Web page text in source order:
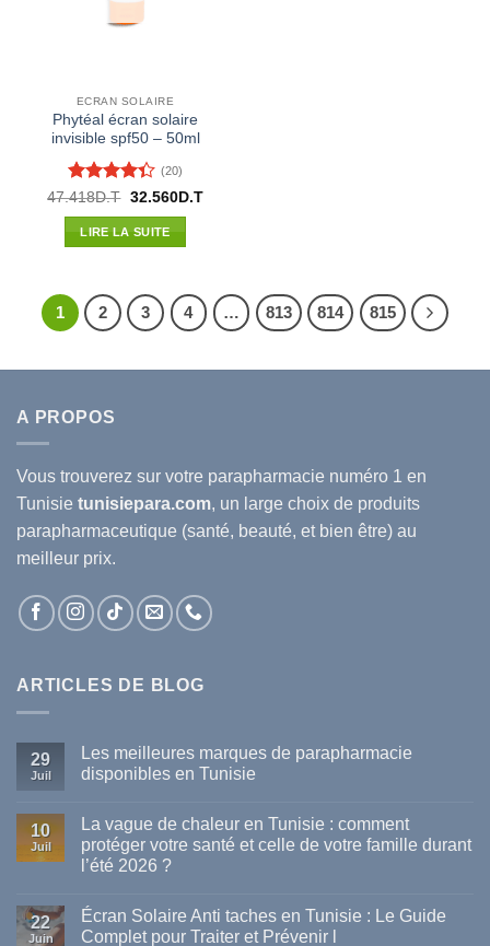
ECRAN SOLAIRE
Phytéal écran solaire
invisible spf50 – 50ml
Note4.3
sur 5
(20)
47.418D.T Le
initial
était :
32.560D.TLe
LIRE LA SUITE
1 2 3 4 … 813 814 815
A PROPOS
Vous trouverez sur votre parapharmacie numéro 1 en
Tunisie tunisiepara.com, un large choix de produits
parapharmaceutique (santé, beauté, et bien être) au
meilleur prix.
ARTICLES DE BLOG
29
Juil
Les meilleures marques de parapharmacie
disponibles en Tunisie
sur
meilleures
marques
disponibles
en
Tunisie
10
Juil
La vague de chaleur en Tunisie : comment
protéger votre santé et celle de votre famille durant
l’été 2026 ?
sur
La
22
Juin
Écran Solaire Anti taches en Tunisie : Le Guide
Complet pour Traiter et Prévenir l